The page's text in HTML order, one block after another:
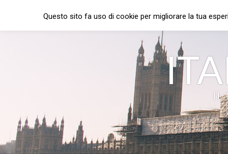
IL
Questo sito fa uso di cookie per migliorare la tua